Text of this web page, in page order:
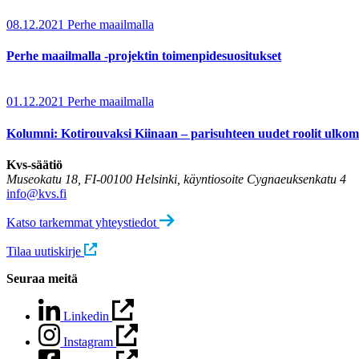
08.12.2021 Perhe maailmalla
Perhe maailmalla -projektin toimenpidesuositukset
01.12.2021 Perhe maailmalla
Kolumni: Kotirouvaksi Kiinaan – parisuhteen uudet roolit
Kvs-säätiö
Museokatu 18, FI-00100 Helsinki, käyntiosoite Cygnaeuksenkatu 4
info@kvs.fi
Katso tarkemmat yhteystiedot
Tilaa uutiskirje
Seuraa meitä
Linkedin
Instagram